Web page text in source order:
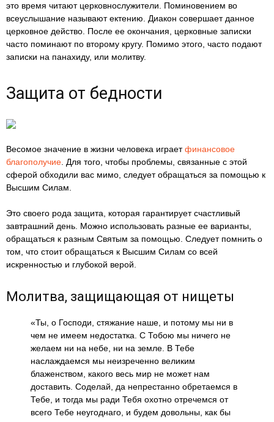
это время читают церковнослужители. Поминовением во
всеуслышание называют ектению. Диакон совершает данное
церковное действо. После ее окончания, церковные записки
часто поминают по второму кругу. Помимо этого, часто подают
записки на панахиду, или молитву.
Защита от бедности
Весомое значение в жизни человека играетфинансовое
благополучие . Для того, чтобы проблемы, связанные с этой
сферой обходили вас мимо, следует обращаться за помощью к
Высшим Силам.
Это своего рода защита, которая гарантирует счастливый
завтрашний день. Можно использовать разные ее варианты,
обращаться к разным Святым за помощью. Следует помнить о
том, что стоит обращаться к Высшим Силам со всей
искренностью и глубокой верой.
Молитва, защищающая от нищеты
«Ты, о Господи, стяжание наше, и потому мы ни в
чем не имеем недостатка. С Тобою мы ничего не
желаем ни на небе, ни на земле. В Тебе
наслаждаемся мы неизреченно великим
блаженством, какого весь мир не может нам
доставить. Соделай, да непрестанно обретаемся в
Тебе, и тогда мы ради Тебя охотно отречемся от
всего Тебе неугоднаго, и будем довольны, как бы